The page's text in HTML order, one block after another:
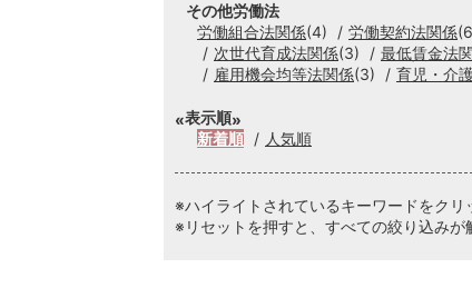
その他労働法
労働組合法関係(4) 労働契約法関係
次世代育成法関係(3) 最低賃金法
雇用機会均等法関係(3) 育児・介
表示順
新着順
人気順
※ハイライトされているキーワードをクリ
※リセットを押すと、すべての絞り込みが